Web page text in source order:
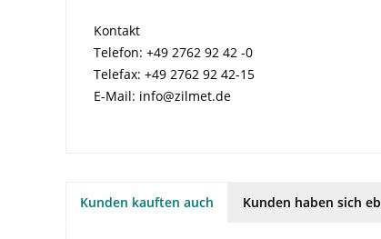
Kontakt
Telefon: +49 2762 92 42 -0
Telefax: +49 2762 92 42-15
E-Mail: info@zilmet.de
Kunden kauften auch Kunden haben sich